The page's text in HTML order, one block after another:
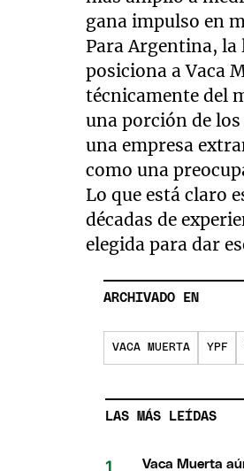
gana impulso en
Para Argentina, la
posiciona a Vaca
técnicamente del
una porción de
una empresa
como una
Lo que está claro
décadas de
elegida para dar
ARCHIVADO EN
VACA MUERTA YPF
LAS MÁS LEÍDAS
Vaca Muerta